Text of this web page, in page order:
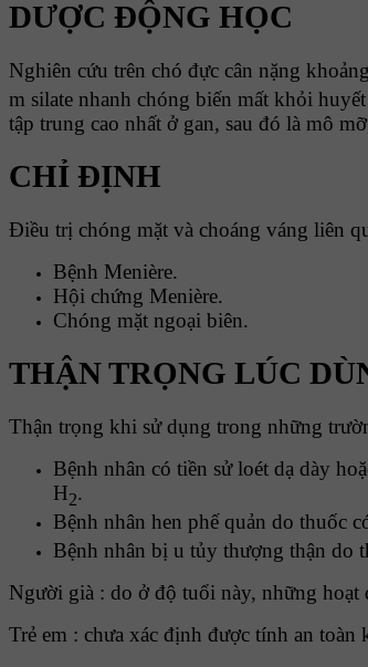
DƯỢC ĐỘNG HỌC
Nghiên cứu trên chó đực cân nặng
m silate nhanh chóng biến mất khỏi
tập trung cao nhất ở gan, sau đó là mô
CHỈ ĐỊNH
Điều trị chóng mặt và choáng váng liên
Bệnh Menière.
Hội chứng Menière.
Chóng mặt ngoại biên.
THẬN TRỌNG LÚC
Thận trọng khi sử dụng trong những
Bệnh nhân có tiền sử loét dạ dày
H2.
Bệnh nhân hen phế quản do thuốc
Bệnh nhân bị u tủy thượng thận do
Người già : do ở độ tuổi này, những
Trẻ em : chưa xác định được tính an toàn